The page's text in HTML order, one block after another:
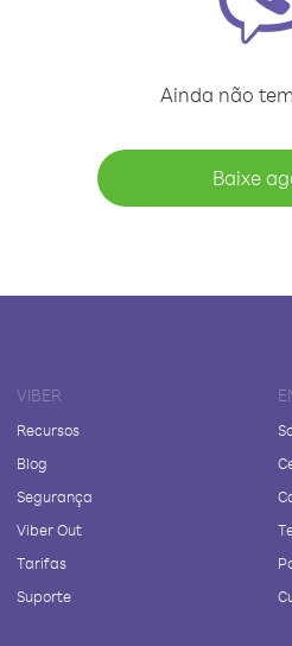
Ainda não
Baixe
VIBER
Recursos
Blog
Segurança
Viber Out
Tarifas
Suporte